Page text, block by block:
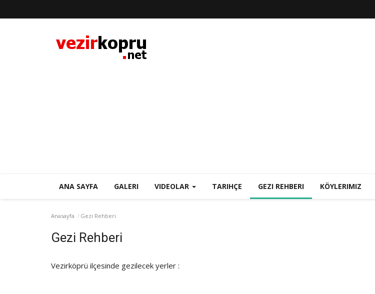
ANA SAYFA GALERI VIDEOLAR TARIHÇE GEZI REHBERI KÖYLERIMIZ
Anasayfa Gezi Rehberi
Gezi Rehberi
Vezirköprü ilçesinde gezilecek yerler :